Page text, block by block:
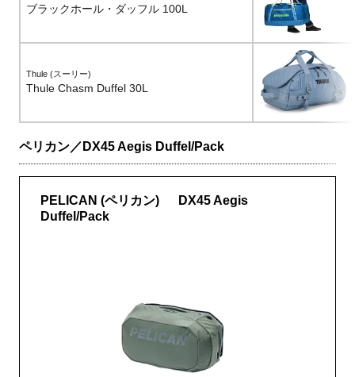
ブラックホール・ダッフル 100L
Thule (スーリー)
Thule Chasm Duffel 30L
ペリカン／DX45 Aegis Duffel/Pack
PELICAN (ペリカン) DX45 Aegis
Duffel/Pack